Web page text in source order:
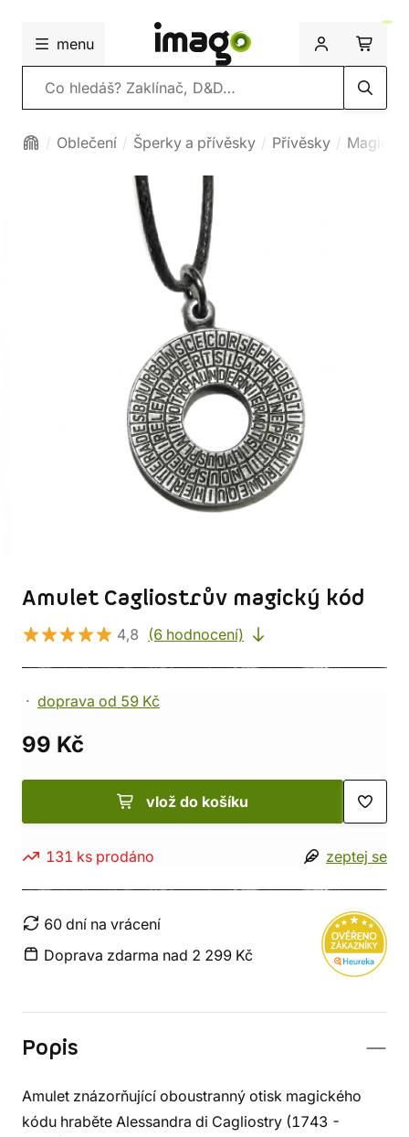
menu
Vyhledávání
Oblečení Šperky a přívěsky Přívěsky Magické
Amulet Cagliostrův magický kód
4,8 (6 hodnocení)
doprava od 59 Kč
99 Kč
vlož do košíku
131 ks prodáno zeptej se
60 dní na vrácení
Doprava zdarma nad 2 299 Kč
Popis
Amulet znázorňující oboustranný otisk magického
kódu hraběte Alessandra di Cagliostry (1743 -